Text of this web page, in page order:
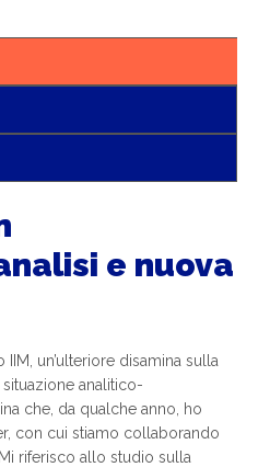
e nuova
un’ulteriore disamina sulla
analitico-
che, da qualche anno, ho
con cui stiamo collaborando
riferisco allo studio sulla